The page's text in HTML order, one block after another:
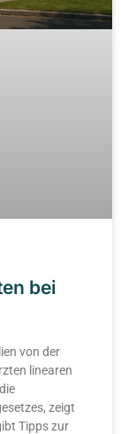
bei
von der
linearen
zeigt
Tipps zur